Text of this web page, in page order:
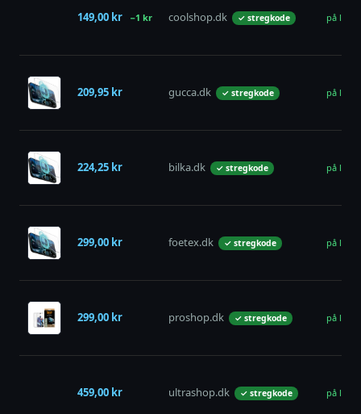
149,00 kr −1 kr coolshop.dk ✓ stregkode på lager
209,95 kr gucca.dk ✓ stregkode på lager
224,25 kr bilka.dk ✓ stregkode på lager
299,00 kr foetex.dk ✓ stregkode på lager
299,00 kr proshop.dk ✓ stregkode på lager
459,00 kr ultrashop.dk ✓ stregkode på lager